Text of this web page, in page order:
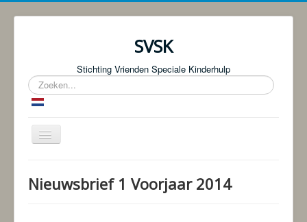
SVSK
Stichting Vrienden Speciale Kinderhulp
Zoeken...
Schakelen
navigatie
Over ons
Nieuwsbrief 1 Voorjaar 2014